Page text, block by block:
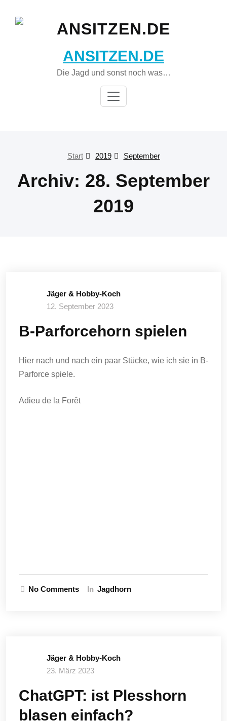
Inhalt
ANSITZEN.DE
Die Jagd und sonst noch was…
Start 2019 September
Archiv: 28. September
2019
Jäger & Hobby-Koch
12. September 2023
B-Parforcehorn spielen
Hier nach und nach ein paar Stücke, wie ich sie in B-
Parforce spiele.
Adieu de la Forêt
No Comments In Jagdhorn
Jäger & Hobby-Koch
23. März 2023
ChatGPT: ist Plesshorn
blasen einfach?